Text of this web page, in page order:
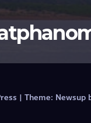
| Theme: Newsup